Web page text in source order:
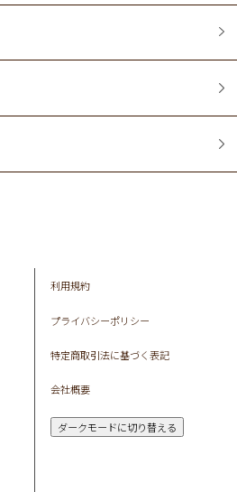
利用規約
プライバシーポリシー
特定商取引法に基づく表記
会社概要
ダークモードに切り替える